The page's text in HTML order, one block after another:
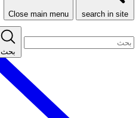
search in site
Close main menu
بحث